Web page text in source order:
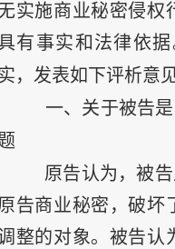
实施商业秘密侵权
有事实和法律依
，发表如下评析意见
一、关于被告
原告认为，被
告商业秘密，破坏
整的对象。被告认